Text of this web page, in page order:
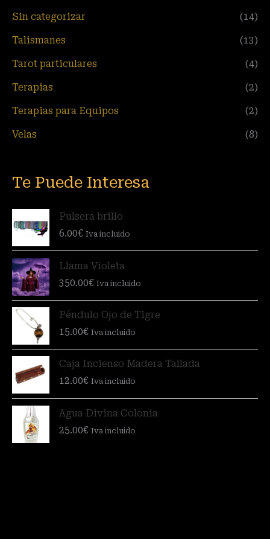
Sin categorizar (14)
Talismanes (13)
Tarot particulares (4)
Terapias (2)
Terapias para Equipos (2)
Velas (8)
Te Puede Interesa
Pulsera brillo
6.00€ Iva incluido
Llama Violeta
350.00€ Iva incluido
Péndulo Ojo de Tigre
15.00€ Iva incluido
Caja Incienso Madera Tallada
12.00€ Iva incluido
Agua Divina Colonia
25.00€ Iva incluido